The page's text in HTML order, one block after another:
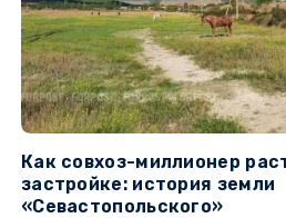
Как совхоз-миллионер
застройке: история земли
«Севастопольского»